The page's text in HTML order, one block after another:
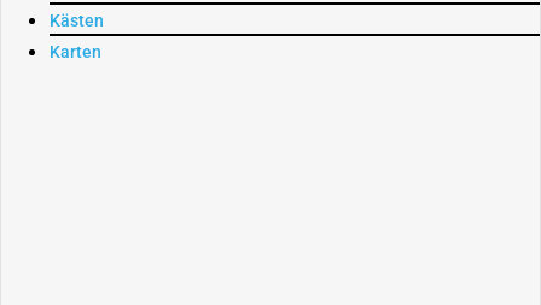
Kästen
Karten